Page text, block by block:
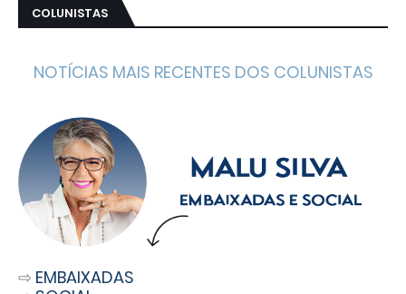
COLUNISTAS
NOTÍCIAS MAIS RECENTES DOS COLUNISTAS
⇨ EMBAIXADAS